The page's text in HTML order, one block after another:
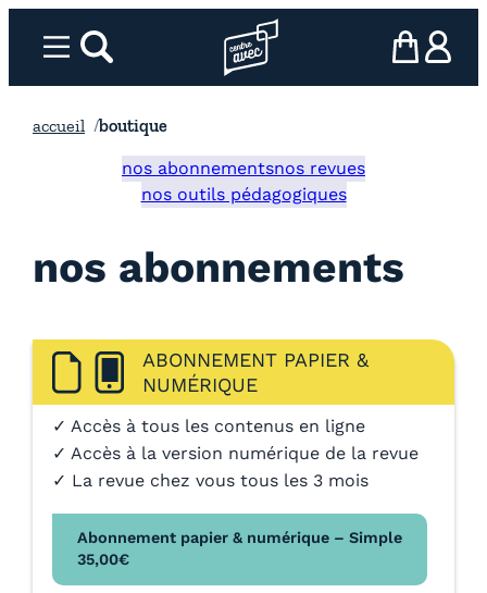
Menurechercher Page d’accueil l’association
mon panier
ma
accueil boutique
nos abonnementsnos revues
nos outils pédagogiques
nos abonnements
ABONNEMENT PAPIER &
NUMÉRIQUE
✓ Accès à tous les contenus en ligne
✓ Accès à la version numérique de la revue
✓ La revue chez vous tous les 3 mois
Abonnement papier & numérique – Simple
35,00€